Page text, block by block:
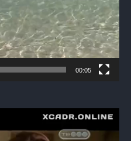
00:05